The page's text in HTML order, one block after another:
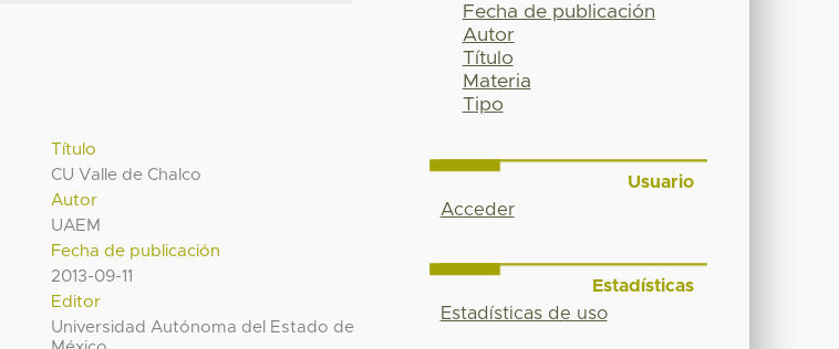
Título
CU Valle de Chalco
Autor
UAEM
Fecha de publicación
2013-09-11
Editor
Universidad Autónoma del Estado de
Fecha de publicación
Autor
Título
Materia
Tipo
Usuario
Acceder
Estadísticas
Estadísticas de uso